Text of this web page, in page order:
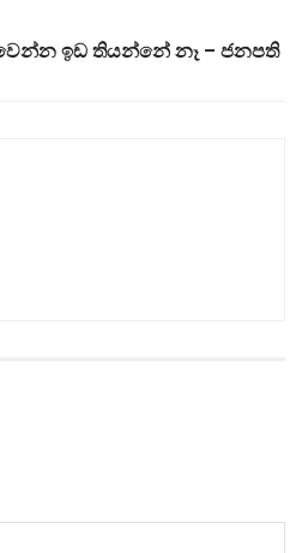
ඉඩ තියන්නේ නෑ – ජනපති